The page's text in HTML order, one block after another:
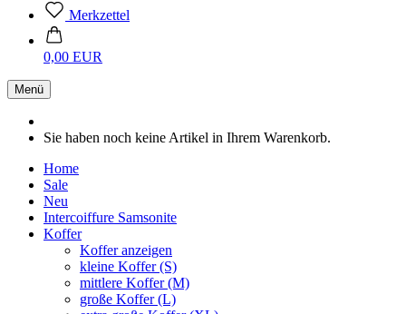
Merkzettel
0,00 EUR
Menü
Sie haben noch keine Artikel in Ihrem Warenkorb.
Home
Sale
Neu
Intercoiffure Samsonite
Koffer
Koffer anzeigen
kleine Koffer (S)
mittlere Koffer (M)
große Koffer (L)